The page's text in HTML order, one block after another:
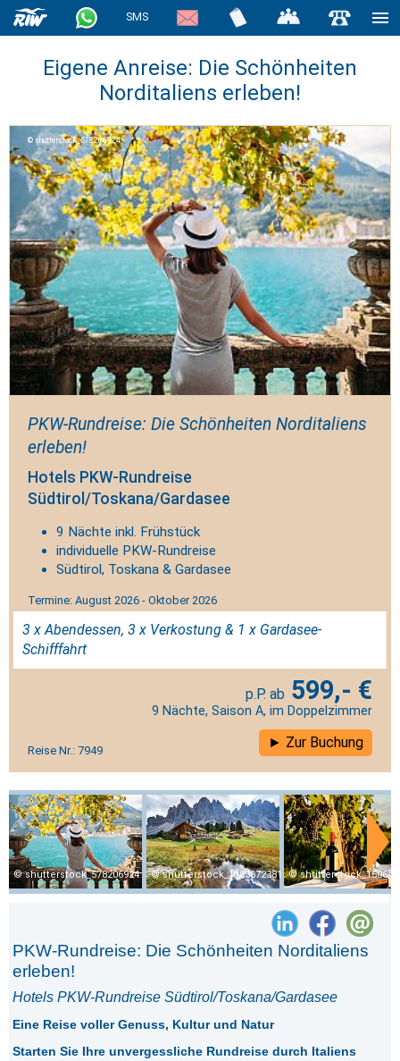
SMS
Eigene Anreise: Die Schönheiten
Norditaliens erleben!
shutterstock_578206924
PKW-Rundreise: Die Schönheiten Norditaliens
erleben!
Hotels PKW-Rundreise
Südtirol/Toskana/Gardasee
9 Nächte inkl. Frühstück
individuelle PKW-Rundreise
Südtirol, Toskana & Gardasee
Termine: August 2026 - Oktober 2026
3 x Abendessen, 3 x Verkostung & 1 x Gardasee-
Schifffahrt
599,- €
9 Nächte, Saison A, im Doppelzimmer
Reise Nr.: 7949 Zur Buchung
shutterstock_578206924 shutterstock_1183672381
PKW-Rundreise: Die Schönheiten Norditaliens
erleben!
Hotels PKW-Rundreise Südtirol/Toskana/Gardasee
Eine Reise voller Genuss, Kultur und Natur
Starten Sie Ihre unvergessliche Rundreise durch Italiens